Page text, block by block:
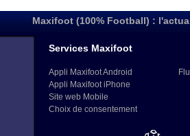
Maxifoot (100% Football) :
Services Maxifoot
Appli Maxifoot Android
Appli Maxifoot iPhone
Site web Mobile
Choix de consentement